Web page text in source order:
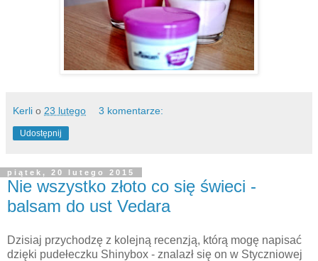
Kerli o 23 lutego 3 komentarze:
Udostępnij
piątek, 20 lutego 2015
Nie wszystko złoto co się świeci -
balsam do ust Vedara
Dzisiaj przychodzę z kolejną recenzją, którą mogę napisać
dzięki pudełeczku Shinybox - znalazł się on w Styczniowej